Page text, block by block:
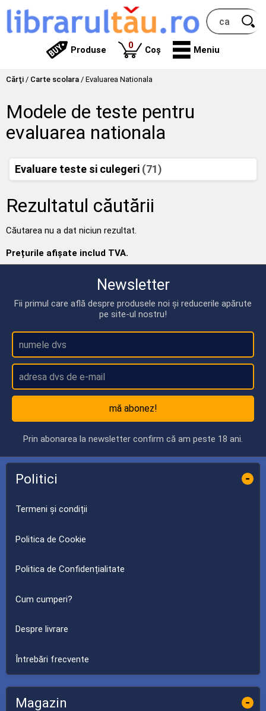
Produse 0produse
Coș Meniu
Cărţi / Carte scolara / Evaluarea Nationala
Modele de teste pentru
evaluarea nationala
Evaluare teste si culegeri (71)
Rezultatul căutării
Căutarea nu a dat niciun rezultat.
Prețurile afișate includ TVA.
Newsletter
Fii primul care află despre produsele noi și reducerile apărute
pe site-ul nostru!
mă abonez!
Prin abonarea la newsletter confirm că am peste 18 ani.
Politici -
Termeni și condiții
Politica de Cookie
Politica de Confidențialitate
Cum cumperi?
Despre livrare
Întrebări frecvente
Magazin -